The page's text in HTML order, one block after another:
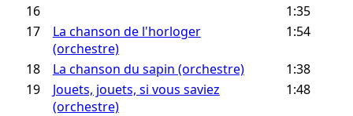
16
1:35
17
La chanson de l'horloger
(orchestre)
1:54
18 La chanson du sapin (orchestre)
1:38
19
Jouets, jouets, si vous saviez
(orchestre)
1:48